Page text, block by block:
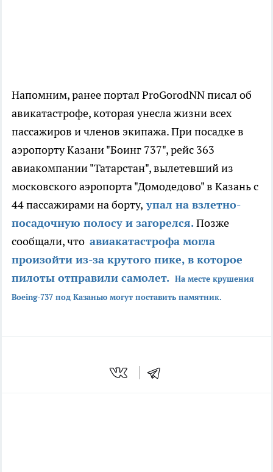
Напомним, ранее портал ProGorodNN писал об
авикатастрофе, которая унесла жизни всех
пассажиров и членов экипажа. При посадке в
аэропорту Казани "Боинг 737", рейс 363
авиакомпании "Татарстан", вылетевший из
московского аэропорта "Домодедово" в Казань с
44 пассажирами на борту, упал на взлетно-
посадочную полосу и загорелся.Позже
сообщали, что авиакатастрофа могла
произойти из-за крутого пике, в которое
пилоты отправили самолет. На месте крушения
Boeing-737 под Казанью могут поставить памятник.